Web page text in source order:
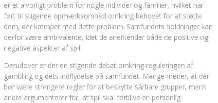
er et alvorligt problem for nogle individer og familier, hvilket har
ført til stigende opmærksomhed omkring behovet for at støtte
dem, der kæmper med dette problem. Samfundets holdninger kan
derfor være ambivalente, idet de anerkender både de positive og
negative aspekter af spil.
Derudover er der en stigende debat omkring reguleringen af
gambling og dets indflydelse på samfundet. Mange mener, at der
bør være strengere regler for at beskytte sårbare grupper, mens
andre argumenterer for, at spil skal forblive en personlig